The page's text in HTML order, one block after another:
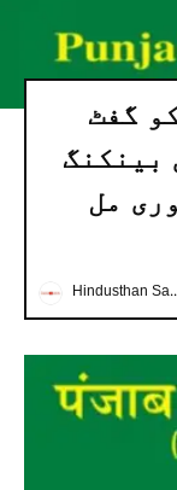
گفٹ
بینکنگ
مل